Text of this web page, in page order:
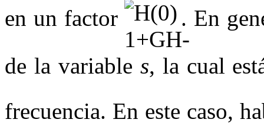
en un factor
. En
de la variable s, la cual
frecuencia. En este caso,